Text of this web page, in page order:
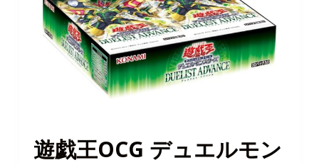
遊戯王OCG デュエルモン